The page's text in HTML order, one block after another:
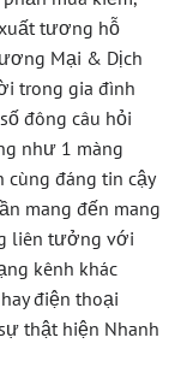
tương hỗ
Mại & Dịch
trong gia đình
đông câu hỏi
như 1 màng
đáng tin cậy
mang đến mang
liên tưởng với
kênh khác
điện thoại
thật hiện Nhanh